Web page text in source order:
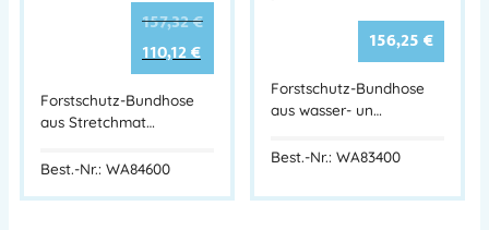
157,32€
110,12€
Forstschutz-Bundhose
aus Stretchmat…
Best.-Nr.: WA84600
156,25€
Forstschutz-Bundhose
aus wasser- un…
Best.-Nr.: WA83400